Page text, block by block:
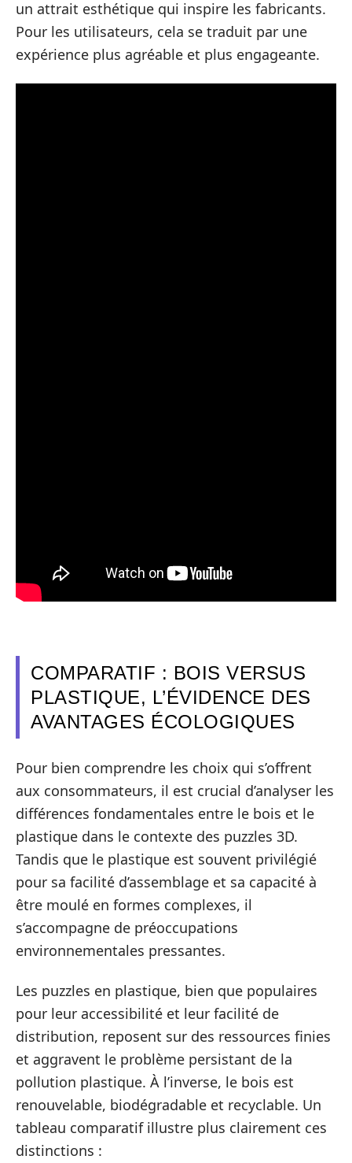
un attrait esthétique qui inspire les fabricants.
Pour les utilisateurs, cela se traduit par une
expérience plus agréable et plus engageante.
COMPARATIF : BOIS VERSUS
PLASTIQUE, L’ÉVIDENCE DES
AVANTAGES ÉCOLOGIQUES
Pour bien comprendre les choix qui s’offrent
aux consommateurs, il est crucial d’analyser les
différences fondamentales entre le bois et le
plastique dans le contexte des puzzles 3D.
Tandis que le plastique est souvent privilégié
pour sa facilité d’assemblage et sa capacité à
être moulé en formes complexes, il
s’accompagne de préoccupations
environnementales pressantes.
Les puzzles en plastique, bien que populaires
pour leur accessibilité et leur facilité de
distribution, reposent sur des ressources finies
et aggravent le problème persistant de la
pollution plastique. À l’inverse, le bois est
renouvelable, biodégradable et recyclable. Un
tableau comparatif illustre plus clairement ces
distinctions :